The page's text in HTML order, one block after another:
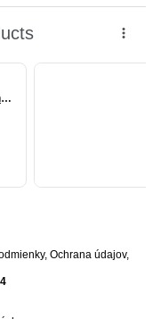
, Ochrana údajov,